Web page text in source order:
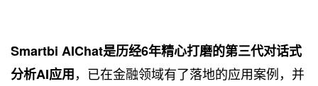
Smartbi AIChat是历经6年精心打磨的第三代对话式
分析AI应用，已在金融领域有了落地的应用案例，并